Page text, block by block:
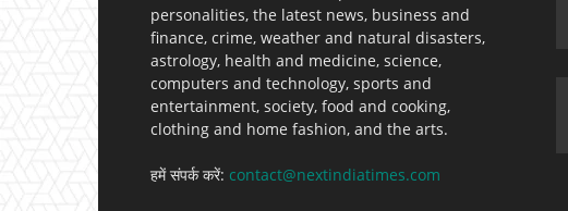
personalities, the latest news, business and
finance, crime, weather and natural disasters,
astrology, health and medicine, science,
computers and technology, sports and
entertainment, society, food and cooking,
clothing and home fashion, and the arts.
हमें संपर्क करें: contact@nextindiatimes.com